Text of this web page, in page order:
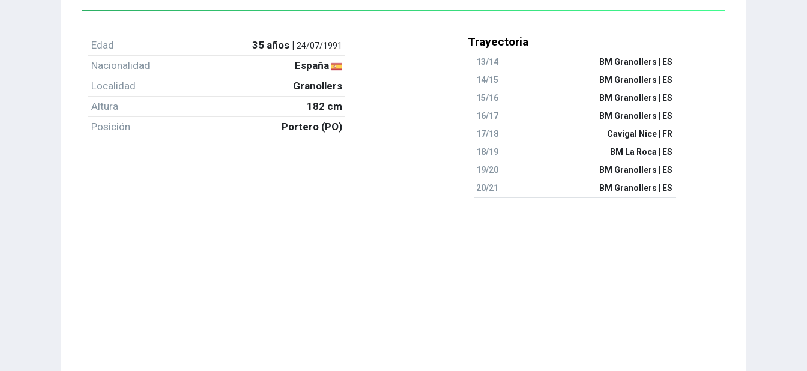
Edad 35 años |24/07/1991
Nacionalidad
España
Localidad
Granollers
Altura
182 cm
Posición
Portero (PO)
Trayectoria
13/14
BM Granollers | ES
14/15
BM Granollers | ES
15/16
BM Granollers | ES
16/17
BM Granollers | ES
17/18
Cavigal Nice | FR
18/19
BM La Roca | ES
19/20
BM Granollers | ES
20/21
BM Granollers | ES